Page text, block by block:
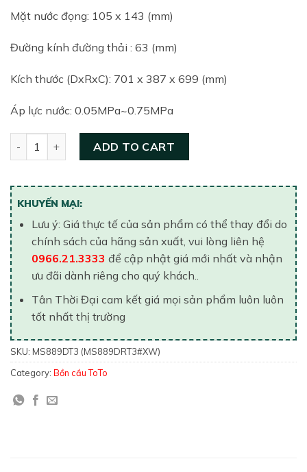
Mặt nước đọng: 105 x 143 (mm)
Đường kính đường thải : 63 (mm)
Kích thước (DxRxC): 701 x 387 x 699 (mm)
Áp lực nước: 0.05MPa~0.75MPa
ADD TO CART
KHUYẾN MẠI:
Lưu ý: Giá thực tế của sản phẩm có thể thay đổi do
chính sách của hãng sản xuất, vui lòng liên hệ
0966.21.3333 để cập nhật giá mới nhất và nhận
ưu đãi dành riêng cho quý khách..
Tân Thời Đại cam kết giá mọi sản phẩm luôn luôn
tốt nhất thị trường
SKU: MS889DT3 (MS889DRT3#XW)
Category: Bồn cầu ToTo